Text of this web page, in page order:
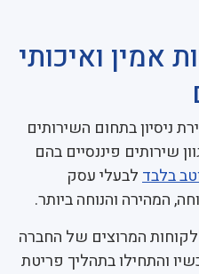
אמין ואיכותי
ניסיון בתחום השירותים
שירותים פיננסיים בהם
בלבדלבעלי עסק
המהירה והנוחה ביותר.
המרוצים של החברה
והתחילו בתהליך פריטת